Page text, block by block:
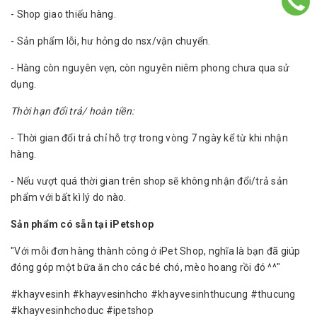
- Shop giao thiếu hàng.
- Sản phẩm lỗi, hư hỏng do nsx/vận chuyển.
- Hàng còn nguyên vẹn, còn nguyên niêm phong chưa qua sử
dụng.
Thời hạn đổi trả/ hoàn tiền:
- Thời gian đổi trả chỉ hỗ trợ trong vòng 7 ngày kể từ khi nhận
hàng.
- Nếu vượt quá thời gian trên shop sẽ không nhận đổi/trả sản
phẩm với bất kì lý do nào.
Sản phẩm có sẵn tại iPetshop
"Với mỗi đơn hàng thành công ở iPet Shop, nghĩa là bạn đã giúp
đóng góp một bữa ăn cho các bé chó, mèo hoang rồi đó ^^"
#khayvesinh #khayvesinhcho #khayvesinhthucung #thucung
#khayvesinhchoduc #ipetshop